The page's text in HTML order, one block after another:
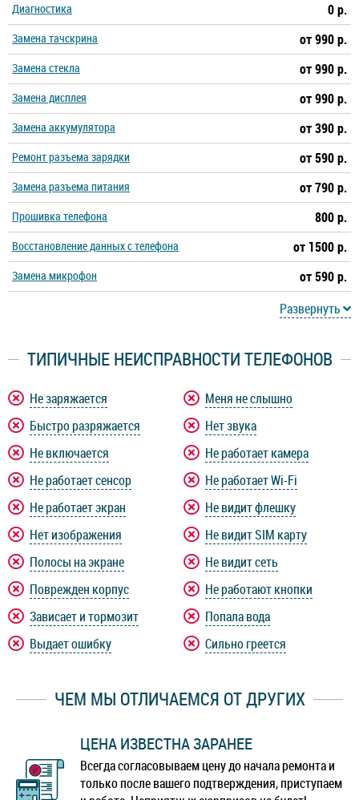
Диагностика
0 р.
Замена тачскрина от 990 р.
Замена стекла от 990 р.
Замена дисплея от 990 р.
Замена аккумулятора от 390 р.
Ремонт разъема зарядки от 590 р.
Замена разъема питания от 790 р.
Прошивка телефона 800 р.
Восстановление данных с телефона от 1500 р.
Замена микрофон
от 590 р.
Развернуть
ТИПИЧНЫЕ НЕИСПРАВНОСТИ ТЕЛЕФОНОВ
Не заряжается
Быстро разряжается
Не включается
Не работает сенсор
Не работает экран
Нет изображения
Полосы на экране
Поврежден корпус
Зависает и тормозит
Выдает ошибку
Меня не слышно
Нет звука
Не работает камера
Не работает Wi-Fi
Не видит флешку
Не видит SIM карту
Не видит сеть
Не работают кнопки
Попала вода
Сильно греется
ЧЕМ МЫ ОТЛИЧАЕМСЯ ОТ ДРУГИХ
ЦЕНА ИЗВЕСТНА ЗАРАНЕЕ
Всегда согласовываем цену до начала ремонта и
только после вашего подтверждения, приступаем